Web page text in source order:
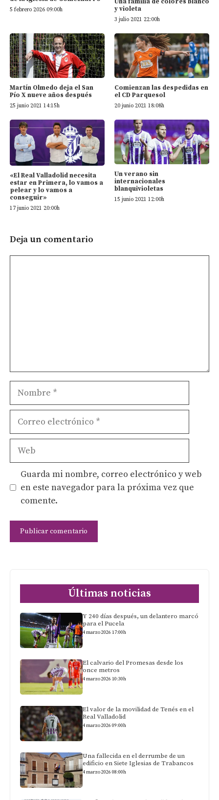
5 febrero 2026 09:00h
y violeta
3 julio 2021 22:00h
Martín Olmedo deja el San
Pío X nueve años después
25 junio 2021 14:15h
Comienzan las despedidas en
el CD Parquesol
20 junio 2021 18:08h
«El Real Valladolid necesita
estar en Primera, lo vamos a
pelear y lo vamos a
conseguir»
17 junio 2021 20:00h
Un verano sin
internacionales
blanquivioletas
15 junio 2021 12:00h
Deja un comentario
Nombre
Correo
Web
Guarda mi nombre, correo electrónico y web
en este navegador para la próxima vez que
comente.
Últimas noticias
Y 240 días después, un delantero marcó
para el Pucela
4 marzo 2026 17:00h
El calvario del Promesas desde los
once metros
4 marzo 2026 10:30h
El valor de la movilidad de Tenés en el
Real Valladolid
4 marzo 2026 09:00h
Una fallecida en el derrumbe de un
edificio en Siete Iglesias de Trabancos
4 marzo 2026 08:00h